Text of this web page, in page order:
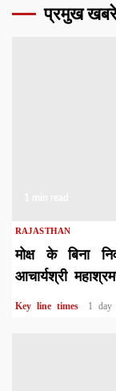
प्रमुख
RAJASTHAN
मोक्ष के बिना
आचार्यश्री
Key line times 1 day